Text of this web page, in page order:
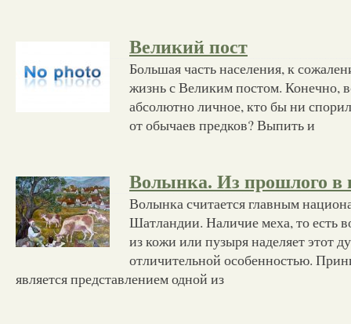
Великий пост
Большая часть населения, к
жизнь с Великим постом. Конечно,
абсолютно личное, кто бы ни
от обычаев предков? Выпить и
Волынка. Из прошлого в
Волынка считается главным
Шатландии. Наличие меха, то есть
из кожи или пузыря наделяет этот
отличительной особенностью.
является представлением одной из